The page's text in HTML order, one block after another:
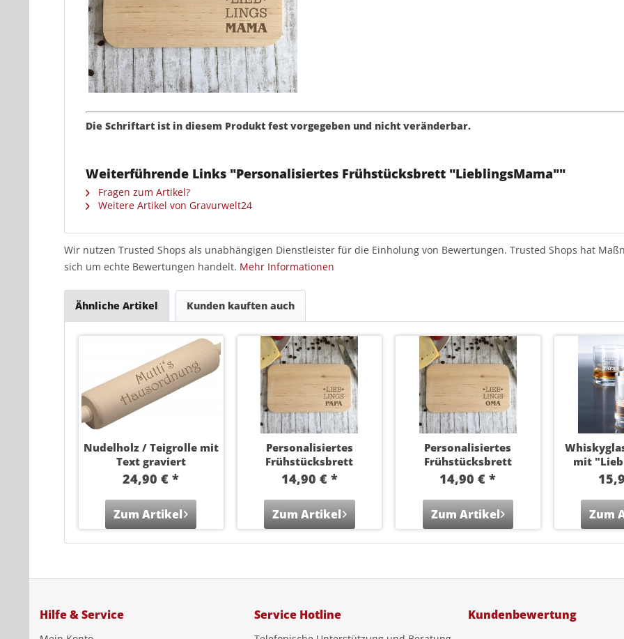
Die Schriftart ist in diesem Produkt fest vorgegeben und nicht veränderbar.
Weiterführende Links "Personalisiertes Frühstücksbrett "LieblingsMama""
Fragen zum Artikel?
Weitere Artikel von Gravurwelt24
Wir nutzen Trusted Shops als unabhängigen Dienstleister für die Einholung von Bewertungen. Trusted Shops hat
sich um echte Bewertungen handelt. Mehr Informationen
Ähnliche Artikel Kunden kauften auch
Nudelholz / Teigrolle mit
Text graviert
24,90 € *
Zum Artikel
Personalisiertes
Frühstücksbrett
"LieblingsPapa"
14,90 € *
Zum Artikel
Personalisiertes
Frühstücksbrett
"LieblingsOma"
14,90 € *
Zum Artikel
mit
Zum
Hilfe & Service Service Hotline Kundenbewertung